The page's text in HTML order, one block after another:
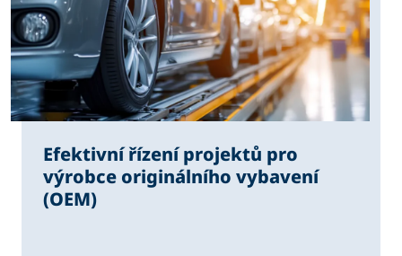
Efektivní řízení projektů pro
výrobce originálního vybavení
(OEM)